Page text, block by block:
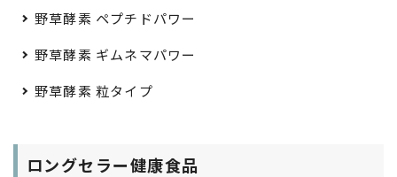
野草酵素 ペプチドパワー
野草酵素 ギムネマパワー
野草酵素 粒タイプ
ロングセラー健康食品